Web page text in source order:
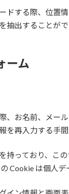
ドする際、位置
抽出することがで
ーム
、お名前、メー
を再入力する手
持っており、こ
Cookie は個人